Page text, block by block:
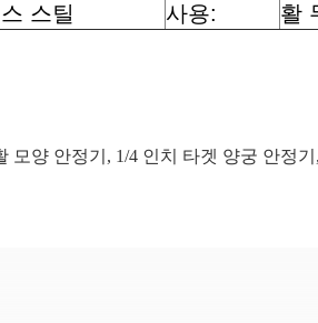
스틸 사용: 활
모양 안정기 , 1/4 인치 타겟 양궁 안정기 ,